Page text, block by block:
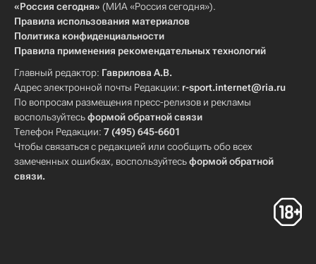
«Россия сегодня» (МИА «Россия сегодня»).
Правила использования материалов
Политика конфиденциальности
Правила применения рекомендательных технологий
Главный редактор: Гаврилова А.В.
Адрес электронной почты Редакции: r-sport.internet@ria.ru
По вопросам размещения пресс-релизов и рекламы
воспользуйтесьформой обратной связи
Телефон Редакции: 7 (495) 645-6601
Чтобы связаться с редакцией или сообщить обо всех
замеченных ошибках, воспользуйтесьформой обратной
связи.